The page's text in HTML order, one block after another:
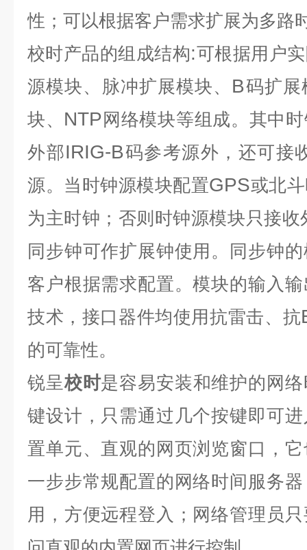
性；可以根据客户需求扩展为多路
校时产品的组成结构:可根据用户
源模块、脉冲扩展模块、 B码扩展
块、 NTP 网络模块等组成。其中
外部IRIG-B码参考源外，还可接
源。当时钟源模块配置GPS或北
为主时钟；否则时钟源模块只接收
同步钟可作扩展钟使用。同步钟
客户根据需求配置。模块的输入
技术，接口器件均使用抗雷击、抗
的可靠性。
锐呈校时是容易安装和维护的网
键设计，只需通过几个按键即可
置单元、直观的网页浏览窗口，
一步步常规配置的网络时间服务
用，方便远程登入；网络管理员